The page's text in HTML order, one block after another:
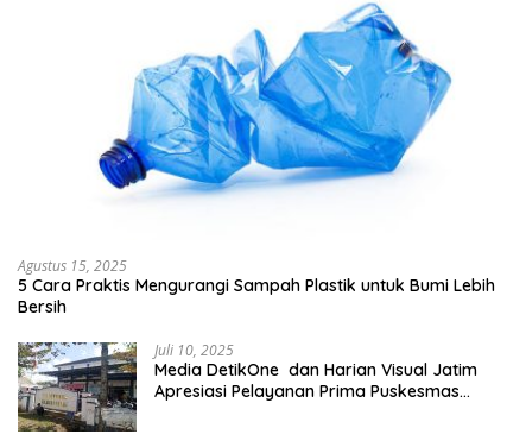
Agustus 15, 2025
5 Cara Praktis Mengurangi Sampah Plastik untuk Bumi Lebih
Bersih
Juli 10, 2025
Media DetikOne dan Harian Visual Jatim
Apresiasi Pelayanan Prima Puskesmas